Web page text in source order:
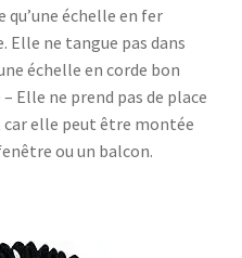
échelle en fer
ne tangue pas dans
échelle en corde bon
Elle ne prend pas de place
car elle peut être montée
ou un balcon.